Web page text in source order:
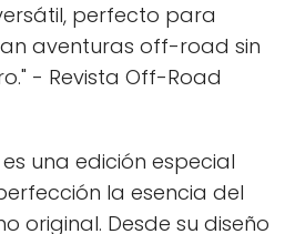
perfecto para
aventuras off-road sin
- Revista Off-Road
una edición especial
la esencia del
original. Desde su diseño